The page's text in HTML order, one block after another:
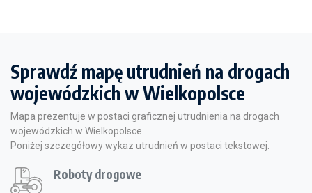
Sprawdź mapę utrudnień na drogach
wojewódzkich w Wielkopolsce
Mapa prezentuje w postaci graficznej utrudnienia na drogach
wojewódzkich w Wielkopolsce.
Poniżej szczegółowy wykaz utrudnień w postaci tekstowej.
Roboty drogowe